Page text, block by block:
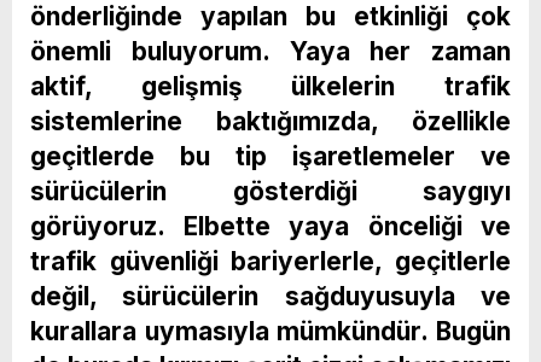
önderliğinde yapılan bu etkinliği çok
önemli buluyorum. Yaya her zaman
aktif, gelişmiş ülkelerin trafik
sistemlerine baktığımızda, özellikle
geçitlerde bu tip işaretlemeler ve
sürücülerin gösterdiği saygıyı
görüyoruz. Elbette yaya önceliği ve
trafik güvenliği bariyerlerle, geçitlerle
değil, sürücülerin sağduyusuyla ve
kurallara uymasıyla mümkündür. Bugün